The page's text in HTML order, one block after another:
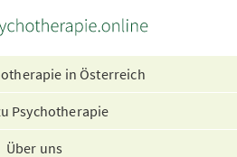
in Österreich
Psychotherapie
Über uns